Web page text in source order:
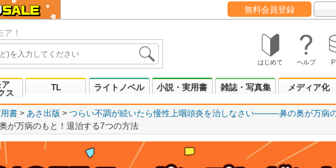
無料会員登録
！
はじめて ヘルプ
ス
TL ライトノベル 小説・実用書 雑誌・写真集 メディア化
書 あさ出版
つらい不調が続いたら慢性上咽頭炎を治しなさい―――鼻の奥が万病
万病のもと！退治する7つの方法